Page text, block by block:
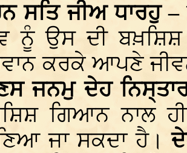
ਸਤਿ ਜੀਅ ਧਾਰਹੁ –
ਨੂੰ ਉਸ ਦੀ
ਕਰਕੇ ਆਪਣੇ
ਜਨਮੁ ਦੇਹ
ਗਿਆਨ ਨਾਲ
ਜਾ ਸਕਦਾ ਹੈ।